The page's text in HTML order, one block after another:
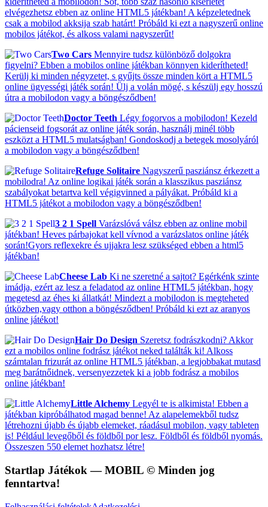
elvégezhetsz ebben az online HTML5 játékban! A képzeletednek
csak a mobilod akksija szab határt! Próbáld ki ezt a nagyszerű online
mobilos játékot, és alkoss valami nagyszerűt!
Two Cars Mennyire tudsz különböző dolgokra
figyelni? Ebben a mobilos online játékban könnyen kiderítheted!
Kerülj ki minden négyzetet, s gyűjts össze minden kört a HTML5
online ügyességi játék során! Ülj a volán mögé, s készülj egy hosszú
útra a mobilodon vagy a böngésződben!
Doctor Teeth Légy fogorvos a mobilodon! Kezeld
pácienseid fogsorát az online játék során, használj minél több
eszközt a HTML5 mulatságban! Gondoskodj a betegek mosolyáról
a mobilodon vagy a böngésződben!
Refuge Solitaire Nagyszerű pasziánsz érkezett a
mobilodra! Az online logikai játék során a klasszikus pasziánsz
szabályokat betartva kell végigvinned a pályákat. Próbáld ki a
HTML5 játékot a mobilodon vagy a böngésződben!
3 2 1 Spell Varázslóvá válsz ebben az online mobil
játékban! Heves párbajokat kell vívnod a varázslatos online játék
során!Gyors reflexekre és ujjakra lesz szükséged ebben a html5
játékban!
Cheese Lab Ki ne szeretné a sajtot? Egérkénk szinte
imádja, ezért az lesz a feladatod az online HTML5 játékban, hogy
megetesd az éhes ki állatkát! Mindezt a mobilodon is megteheted
útközben,vagy otthon a böngésződben! Próbáld ki ezt az aranyos
online játékot!
Hair Do Design Szeretsz fodrászkodni? Akkor
ezt a mobilos online fodrász játékot neked találták ki! Alkoss
számtalan frizurát az online HTML5 játékban, a legjobbakat mutasd
meg barátnőidnek, versenyezzetek ki a jobb fodrász a mobilos
online játékban!
Little Alchemy Legyél te is alkimista! Ebben a
játékban kipróbálhatod magad benne! Az alapelemekből tudsz
létrehozni újabb és újabb elemeket, ráadásul mobilon, vagy tableten
is! Például levegőből és földből por lesz. Földből és földből nyomás.
Összeszen 550 elemet hozhatsz létre!
Startlap Játékok — MOBIL © Minden jog
fenntartva!